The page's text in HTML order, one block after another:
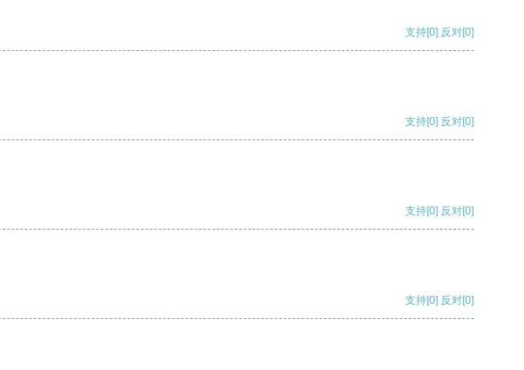
支持[0] 反对[0]
支持[0] 反对[0]
支持[0] 反对[0]
支持[0] 反对[0]